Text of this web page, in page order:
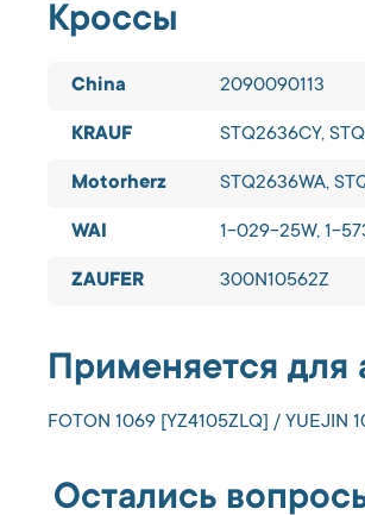
Кроссы
China 2090090113
KRAUF STQ2636CY,
Motorherz STQ2636WA,
WAI 1-029-25W, 1-
ZAUFER 300N10562Z
Применяется для
FOTON 1069 [YZ4105ZLQ] / YUEJIN
Остались